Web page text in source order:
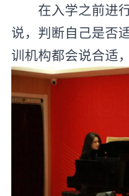
在入学之前进行
说，判断自己是否
训机构都会说合适